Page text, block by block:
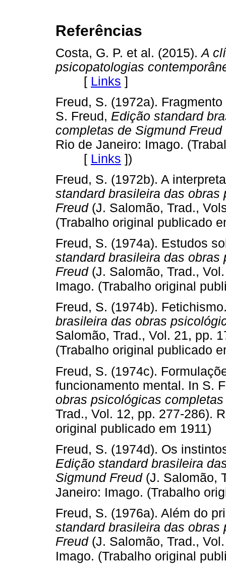
Referências
Costa, G. P. et al. (2015).A
psicopatologias
[ Links ]
Freud, S. (1972a).
S. Freud, Edição standard
completas de Sigmund Freud
Rio de Janeiro: Imago.
[ Links ])
Freud, S. (1972b). A
standard brasileira das
Freud(J. Salomão, Trad.,
(Trabalho original publicado
Freud, S. (1974a). Estudos
standard brasileira das
Freud(J. Salomão, Trad.,
Imago. (Trabalho original
Freud, S. (1974b).
brasileira das obras
Salomão, Trad., Vol. 21, pp.
(Trabalho original publicado
Freud, S. (1974c).
funcionamento mental. In S.
obras psicológicas
Trad., Vol. 12, pp. 277-286).
original publicado em 1911)
Freud, S. (1974d). Os
Edição standard brasileira
Sigmund Freud(J. Salomão,
Janeiro: Imago. (Trabalho
Freud, S. (1976a). Além do
standard brasileira das
Freud(J. Salomão, Trad.,
Imago. (Trabalho original